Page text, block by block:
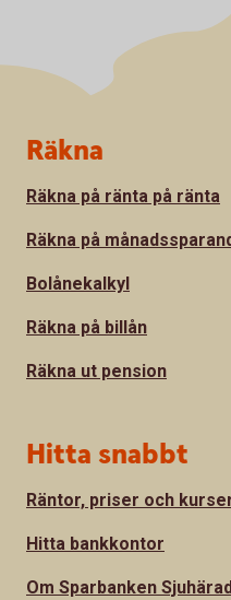
Sidfot
Räkna
Räkna på ränta på ränta
Räkna på
Bolånekalkyl
Räkna på billån
Räkna ut pension
Hitta snabbt
Räntor, priser och
Hitta bankkontor
Om Sparbanken